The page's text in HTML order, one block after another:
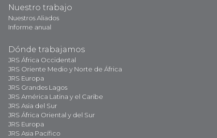
Nuestro trabajo
Nuestros Aliados
Informe anual
Dónde trabajamos
JRS África Occidental
JRS Oriente Medio y Norte de África
JRS Europa
JRS Grandes Lagos
JRS América Latina y el Caribe
JRS Asia del Sur
JRS África Oriental y del Sur
JRS Europa
JRS Asia Pacífico